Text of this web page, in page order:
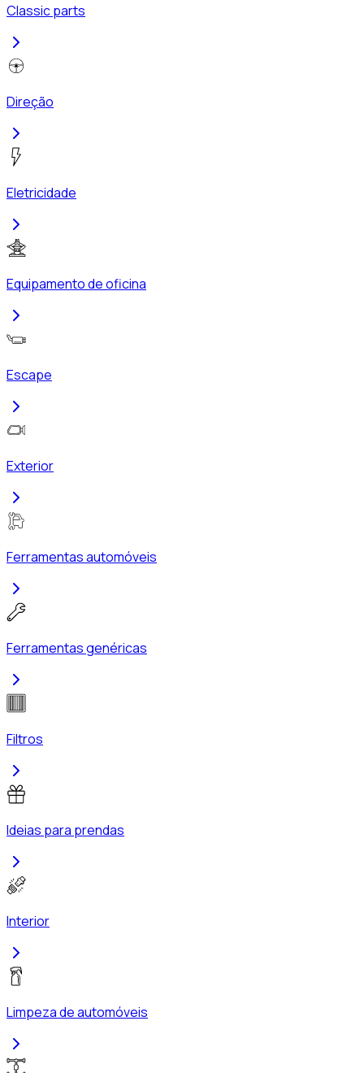
Classic parts
Direção
Eletricidade
Equipamento de oficina
Escape
Exterior
Ferramentas automóveis
Ferramentas genéricas
Filtros
Ideias para prendas
Interior
Limpeza de automóveis